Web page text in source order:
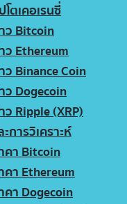
ตเคอเรนซี่
ว Bitcoin
ว Ethereum
ว Binance Coin
ว Dogecoin
ว Ripple (XRP)
การวิเคราะห์
คา Bitcoin
คา Ethereum
คา Dogecoin